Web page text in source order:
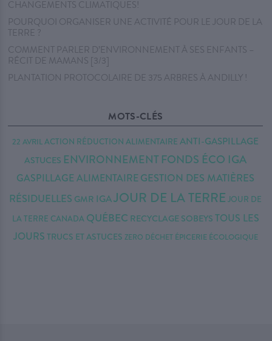
CHANGEMENTS CLIMATIQUES!
POURQUOI ORGANISER UNE ACTIVITÉ POUR LE JOUR DE LA
TERRE ?
COMMENT PARLER D’ENVIRONNEMENT À SES ENFANTS –
RÉCIT DE MAMANS [3/3]
PLANTATION PROTOCOLAIRE DE 375 ARBRES À ANDILLY !
MOTS-CLÉS
22 AVRILACTION RÉDUCTION ALIMENTAIRE ANTI-GASPILLAGE
ASTUCES ENVIRONNEMENTFONDS ÉCO IGA
GASPILLAGE ALIMENTAIREGESTION DES MATIÈRES
RÉSIDUELLES GMR IGAJOUR DE LA TERRE JOUR DE
LA TERRE CANADA QUÉBEC RECYCLAGE SOBEYSTOUS LES
JOURS TRUCS ET ASTUCES ZERO DÉCHET ÉPICERIE ÉCOLOGIQUE